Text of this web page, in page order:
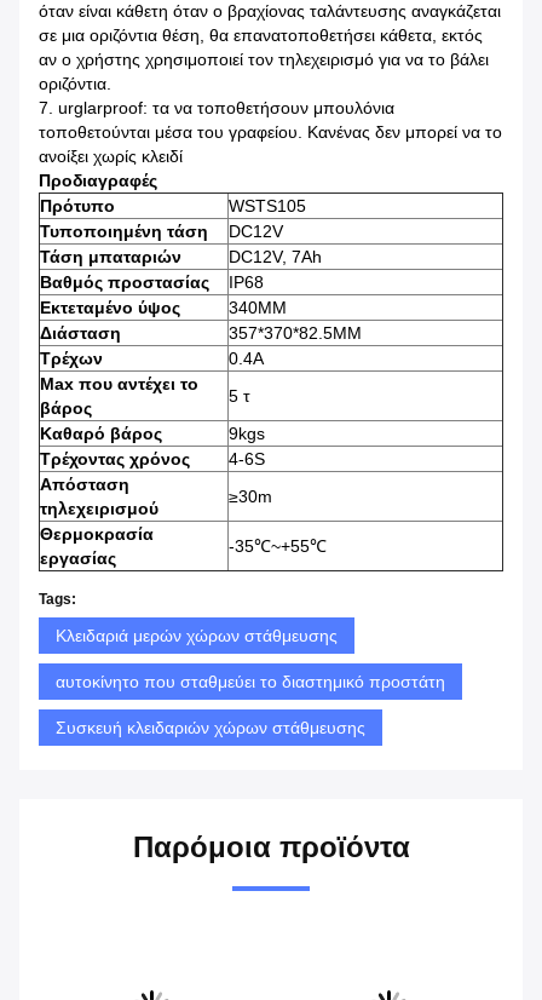
όταν είναι κάθετη όταν ο βραχίονας ταλάντευσης αναγκάζεται
σε μια οριζόντια θέση, θα επανατοποθετήσει κάθετα, εκτός
αν ο χρήστης χρησιμοποιεί τον τηλεχειρισμό για να το βάλει
οριζόντια.
7. urglarproof: τα να τοποθετήσουν μπουλόνια
τοποθετούνται μέσα του γραφείου. Κανένας δεν μπορεί να το
ανοίξει χωρίς κλειδί
Προδιαγραφές
Πρότυπο
WSTS105
Τυποποιημένη τάση
DC12V
Τάση μπαταριών
DC12V, 7Ah
Βαθμός προστασίας
IP68
Εκτεταμένο ύψος
340MM
Διάσταση
357*370*82.5MM
Τρέχων
0.4A
Max που αντέχει το
βάρος
5 τ
Καθαρό βάρος
9kgs
Τρέχοντας χρόνος
4-6S
Απόσταση
τηλεχειρισμού
≥30m
Θερμοκρασία
εργασίας
-35℃~+55℃
Tags:
Κλειδαριά μερών χώρων στάθμευσης
αυτοκίνητο που σταθμεύει το διαστημικό προστάτη
Συσκευή κλειδαριών χώρων στάθμευσης
Παρόμοια προϊόντα